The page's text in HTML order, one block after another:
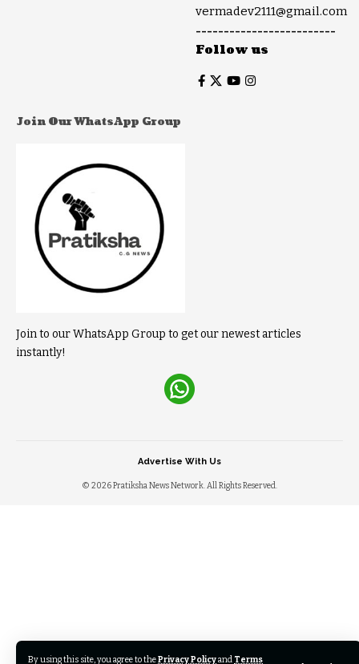
By using this site, you agree to thePrivacy Policyand Terms
vermadev2111@gmail.com
-------------------------
Follow us
Join Our WhatsApp Group
Join to our WhatsApp Group to get our newest articles
instantly!
© 2026 Pratiksha News Network. All Rights Reserved.
Advertise With Us